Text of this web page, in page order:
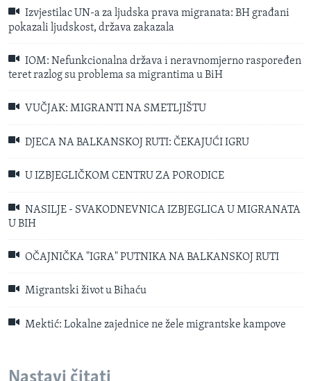
Izvjestilac UN-a za ljudska prava migranata: BH građani
pokazali ljudskost, država zakazala
IOM: Nefunkcionalna država i neravnomjerno raspoređen
teret razlog su problema sa migrantima u BiH
VUČJAK: MIGRANTI NA SMETLJIŠTU
DJECA NA BALKANSKOJ RUTI: ČEKAJUĆI IGRU
U IZBJEGLIČKOM CENTRU ZA PORODICE
NASILJE - SVAKODNEVNICA IZBJEGLICA U MIGRANATA
U BIH
OČAJNIČKA "IGRA" PUTNIKA NA BALKANSKOJ RUTI
Migrantski život u Bihaću
Mektić: Lokalne zajednice ne žele migrantske kampove